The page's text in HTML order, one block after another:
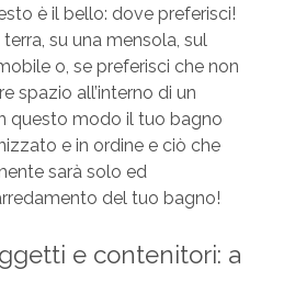
è il bello: dove preferisci!
su una mensola, sul
o, se preferisci che non
spazio all’interno di un
questo modo il tuo bagno
e in ordine e ciò che
sarà solo ed
del tuo bagno!
e contenitori: a